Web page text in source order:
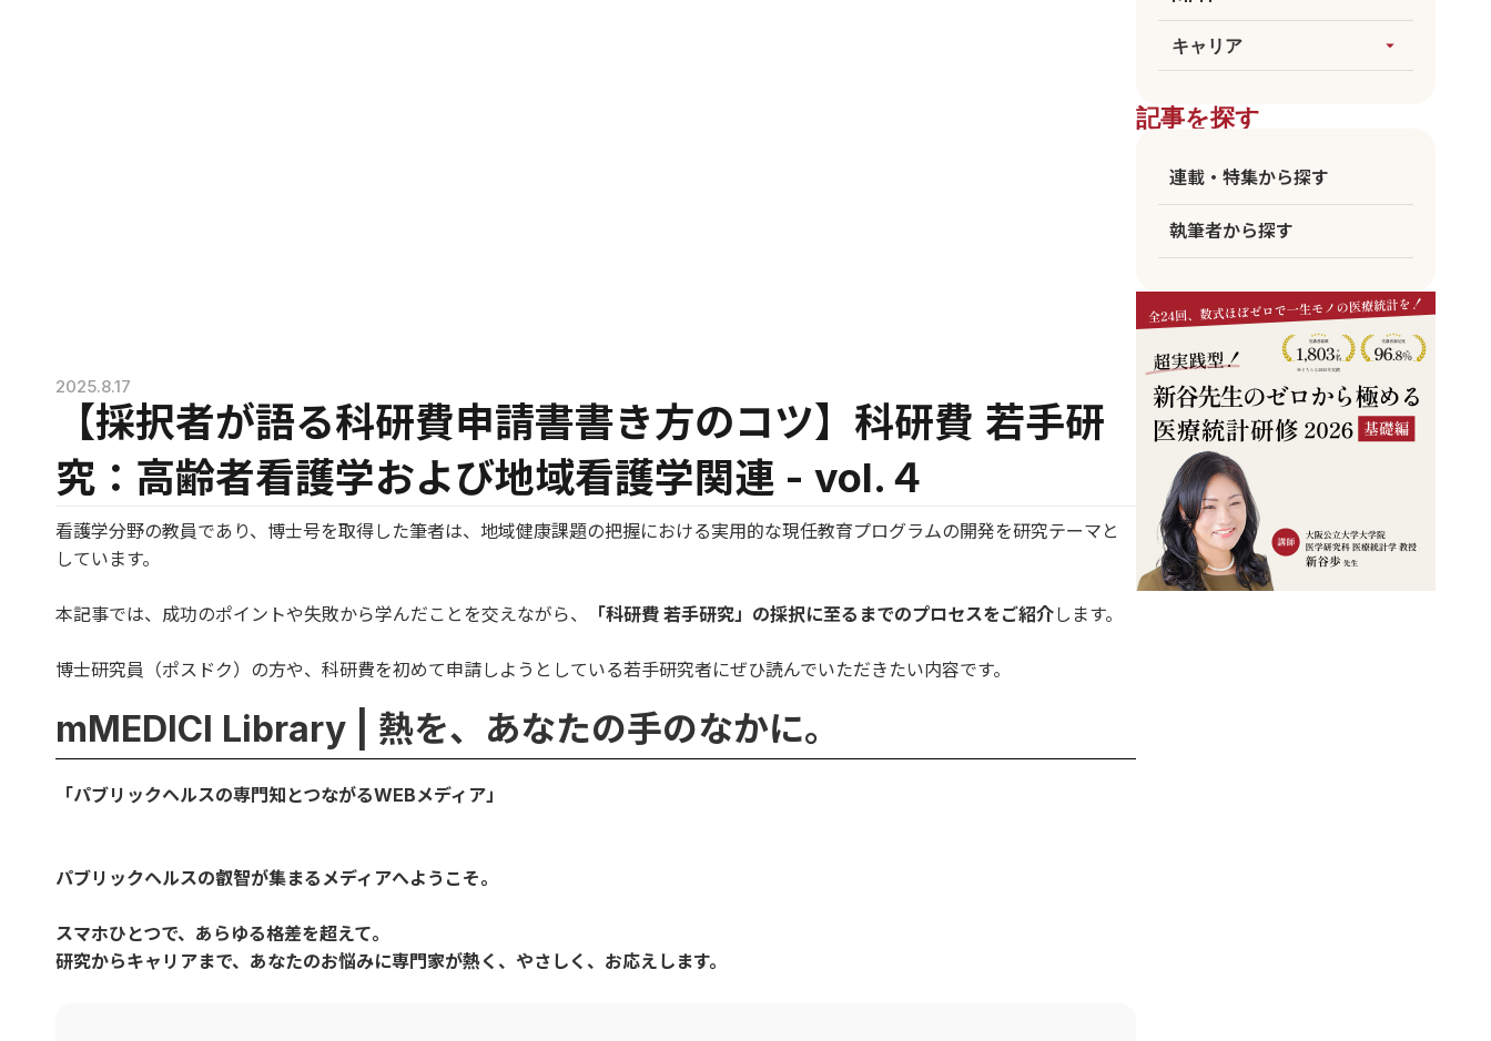
2025.8.17
【採択者が語る科研費申請書書き方のコツ】科研費 若手研
究：高齢者看護学および地域看護学関連 - vol.４
看護学分野の教員であり、博士号を取得した筆者は、地域健康課題の把握における実用的な現任教育プログラムの開発を研究テーマと
しています。
本記事では、成功のポイントや失敗から学んだことを交えながら、 「科研費 若手研究」の採択に至るまでのプロセスをご紹介します。
博士研究員（ポスドク）の方や、科研費を初めて申請しようとしている若手研究者にぜひ読んでいただきたい内容です。
mMEDICI Library | 熱を、あなたの手のなかに。
「パブリックヘルスの専門知とつながるWEBメディア」
パブリックヘルスの叡智が集まるメディアへようこそ。
スマホひとつで、あらゆる格差を超えて。
研究からキャリアまで、あなたのお悩みに専門家が熱く、やさしく、お応えします。
論文執筆
医療統計
臨床
ビジネス
すべてを見る
国公立MPH
京大MPH
キャリア arrow_drop_up
医師
看護師
リハビリ
アカデミア
企業職員
記事を探す
連載・特集から探す
執筆者から探す